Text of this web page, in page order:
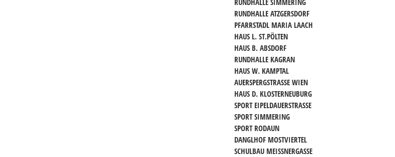
RUNDHALLE SIMMERING
RUNDHALLE ATZGERSDORF
PFARRSTADL MARIA LAACH
HAUS L. ST.PÖLTEN
HAUS B. ABSDORF
RUNDHALLE KAGRAN
HAUS W. KAMPTAL
AUERSPERGSTRASSE WIEN
HAUS D. KLOSTERNEUBURG
SPORT EIPELDAUERSTRASSE
SPORT SIMMERING
SPORT RODAUN
DANGLHOF MOSTVIERTEL
SCHULBAU MEISSNERGASSE